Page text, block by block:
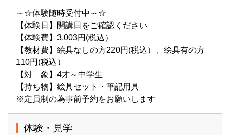
～☆体験随時受付中～☆
【体験日】開講日をご確認ください
【体験費】3,003円(税込）
【教材費】絵具なしの方220円(税込）、絵具有の方
110円(税込）
【対 象】4才～中学生
【持ち物】絵具セット・筆記用具
※定員制の為事前予約をお願いします
体験・見学